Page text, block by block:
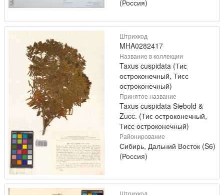
(Россия)
Штрихкод
MHA0282417
Название в коллекции
Taxus cuspidata (Тис
остроконечный, Тисс
остроконечный)
Принятое название
Taxus cuspidata Siebold &
Zucc. (Тис остроконечный,
Тисс остроконечный)
Районирование
Сибирь, Дальний Восток (S6)
(Россия)